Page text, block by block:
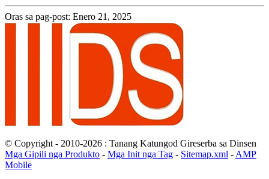
Oras sa pag-post: Enero 21, 2025
© Copyright - 2010-2026 : Tanang Katungod Gireserba sa Dinsen
Mga Gipili nga Produkto - Mga Init nga Tag - Sitemap.xml - AMP
Mobile